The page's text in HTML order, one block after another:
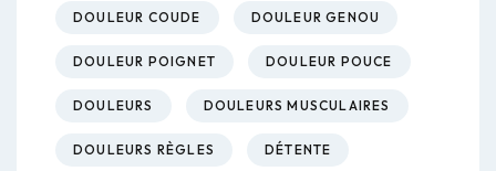
DOULEUR COUDE DOULEUR GENOU
DOULEUR POIGNET DOULEUR POUCE
DOULEURS DOULEURS MUSCULAIRES
DOULEURS RÈGLES DÉTENTE